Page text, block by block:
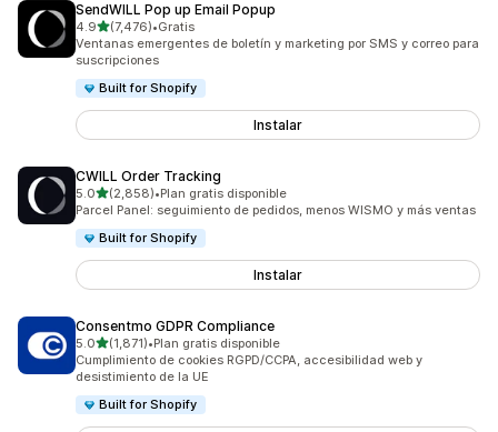
SendWILL Pop up Email Popup
4.9de 5 estrellas
(7,476)
7476 reseñas en total
•Gratis
Ventanas emergentes de boletín y marketing por SMS y correo para
suscripciones
Built for Shopify
Instalar
CWILL Order Tracking
5.0de 5 estrellas
(2,858)
2858 reseñas en total
•Plan gratis disponible
Parcel Panel: seguimiento de pedidos, menos WISMO y más ventas
Built for Shopify
Instalar
Consentmo GDPR Compliance
5.0de 5 estrellas
(1,871)
1871 reseñas en total
•Plan gratis disponible
Cumplimiento de cookies RGPD/CCPA, accesibilidad web y
desistimiento de la UE
Built for Shopify